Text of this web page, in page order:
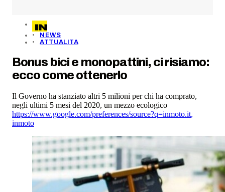
NEWS
ATTUALITA
Bonus bici e monopattini, ci risiamo:
ecco come ottenerlo
Il Governo ha stanziato altri 5 milioni per chi ha comprato,
negli ultimi 5 mesi del 2020, un mezzo ecologico
https://www.google.com/preferences/source?q=inmoto.it,
inmoto